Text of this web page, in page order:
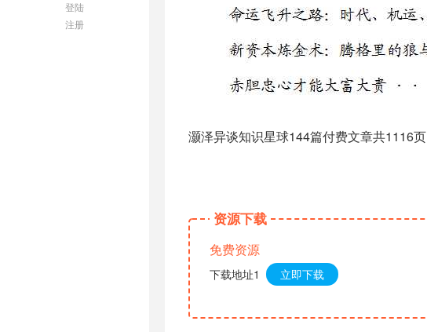
登陆
注册
灏泽异谈知识星球144篇付费文章共1116页
资源下载
免费资源
下载地址1 立即下载